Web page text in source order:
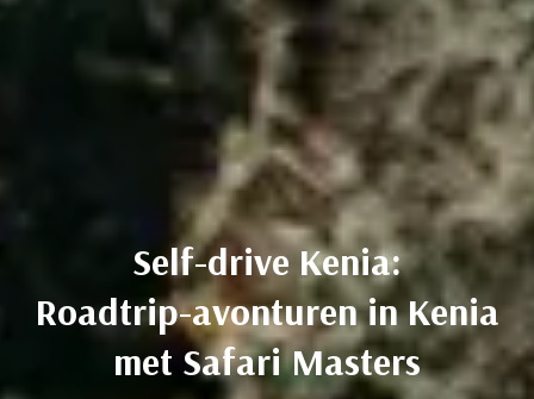
Self-drive Kenia:
Roadtrip-avonturen in Kenia
met Safari Masters